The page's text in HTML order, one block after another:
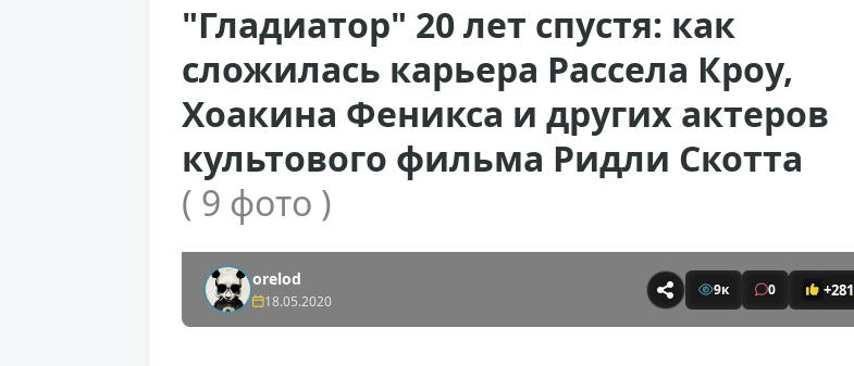
"Гладиатор" 20 лет спустя: как
сложилась карьера Рассела Кроу,
Хоакина Феникса и других актеров
культового фильма Ридли Скотта
( 9 фото )
orelod
18.05.2020
9к 0 +281